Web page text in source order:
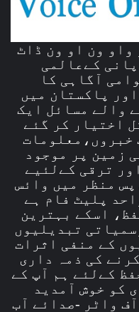
واو ون او ون ڈاٹ
کام www.vow101.com پانی کےعالمی
آگاہی کا
پاکستان میں
والے مسائل ایک
اختیار کر گئے
خبروں،معلومات
زمین پر موجود
ترقی کےلئیے
منظر میں وائس
پلیٹ فام ہے
اسکے بہترین
تبدیلیوں
کے منفی اثرات
کی ذمہ داری
کےلئے ہم آپ کے
کو خوش آمدید
واٹر -صدائے آب